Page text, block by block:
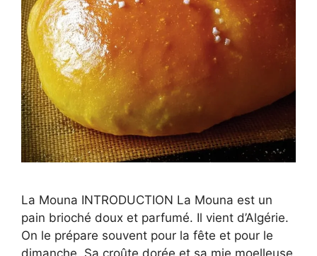
La Mouna INTRODUCTION La Mouna est un
pain brioché doux et parfumé. Il vient d’Algérie.
On le prépare souvent pour la fête et pour le
dimanche. Sa croûte dorée et sa mie moelleuse